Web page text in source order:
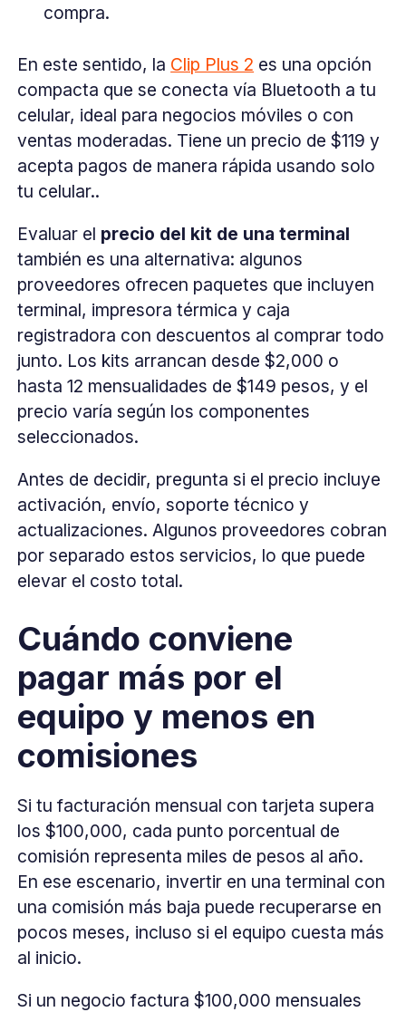
compra.
En este sentido, la Clip Plus 2 es una opción
compacta que se conecta vía Bluetooth a tu
celular, ideal para negocios móviles o con
ventas moderadas. Tiene un precio de $119 y
acepta pagos de manera rápida usando solo
tu celular..
Evaluar el precio del kit de una terminal
también es una alternativa: algunos
proveedores ofrecen paquetes que incluyen
terminal, impresora térmica y caja
registradora con descuentos al comprar todo
junto. Los kits arrancan desde $2,000 o
hasta 12 mensualidades de $149 pesos, y el
precio varía según los componentes
seleccionados.
Antes de decidir, pregunta si el precio incluye
activación, envío, soporte técnico y
actualizaciones. Algunos proveedores cobran
por separado estos servicios, lo que puede
elevar el costo total.
Cuándo conviene
pagar más por el
equipo y menos en
comisiones
Si tu facturación mensual con tarjeta supera
los $100,000, cada punto porcentual de
comisión representa miles de pesos al año.
En ese escenario, invertir en una terminal con
una comisión más baja puede recuperarse en
pocos meses, incluso si el equipo cuesta más
al inicio.
Si un negocio factura $100,000 mensuales